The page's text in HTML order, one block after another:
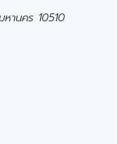
านคร 10510